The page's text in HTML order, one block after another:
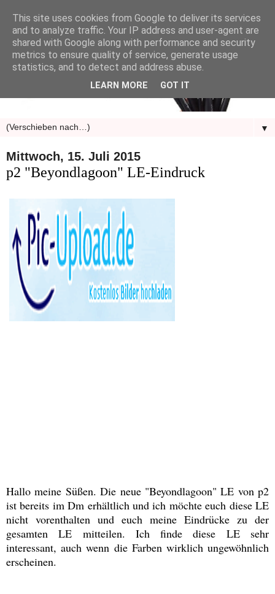
▼
Mittwoch, 15. Juli 2015
p2 "Beyondlagoon" LE-Eindruck
Hallo meine Süßen. Die neue "Beyondlagoon" LE von p2
ist bereits im Dm erhältlich und ich möchte euch diese LE
nicht vorenthalten und euch meine Eindrücke zu der
gesamten LE mitteilen. Ich finde diese LE sehr
interessant, auch wenn die Farben wirklich ungewöhnlich
erscheinen.
This site uses cookies from Google to deliver its services
and to analyze traffic. Your IP address and user-agent are
shared with Google along with performance and security
metrics to ensure quality of service, generate usage
statistics, and to detect and address abuse.
LEARN MORE GOT IT